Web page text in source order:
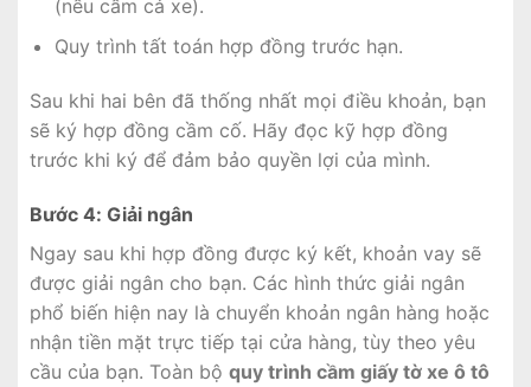
(nếu cầm cả xe).
Quy trình tất toán hợp đồng trước hạn.
Sau khi hai bên đã thống nhất mọi điều khoản, bạn
sẽ ký hợp đồng cầm cố. Hãy đọc kỹ hợp đồng
trước khi ký để đảm bảo quyền lợi của mình.
Bước 4: Giải ngân
Ngay sau khi hợp đồng được ký kết, khoản vay sẽ
được giải ngân cho bạn. Các hình thức giải ngân
phổ biến hiện nay là chuyển khoản ngân hàng hoặc
nhận tiền mặt trực tiếp tại cửa hàng, tùy theo yêu
cầu của bạn. Toàn bộ quy trình cầm giấy tờ xe ô tô